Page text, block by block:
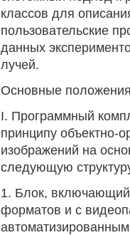
классов для
пользовательские
данных
лучей.
Основные
I. Программный
принципу объектно-
изображений на
следующую
1. Блок,
форматов и с